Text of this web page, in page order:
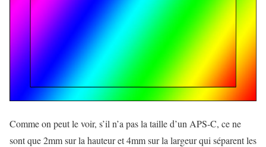
Comme on peut le voir, s’il n’a pas la taille d’un APS-C, ce ne
sont que 2mm sur la hauteur et 4mm sur la largeur qui séparent les